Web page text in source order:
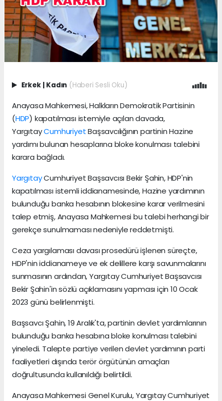
Erkek | Kadın (Haberi Sesli Oku)
Anayasa Mahkemesi, Halkların Demokratik Partisinin
(HDP) kapatılması istemiyle açılan davada,
YargıtayCumhuriyetBaşsavcılığının partinin Hazine
yardımı bulunan hesaplarına bloke konulması talebini
karara bağladı.
YargıtayCumhuriyet Başsavcısı Bekir Şahin, HDP'nin
kapatılması istemli iddianamesinde, Hazine yardımının
bulunduğu banka hesabının blokesine karar verilmesini
talep etmiş, Anayasa Mahkemesi bu talebi herhangi bir
gerekçe sunulmaması nedeniyle reddetmişti.
Ceza yargılaması davası prosedürü işlenen süreçte,
HDP'nin iddianameye ve ek delillere karşı savunmalarını
sunmasının ardından, Yargıtay Cumhuriyet Başsavcısı
Bekir Şahin'in sözlü açıklamasını yapması için 10 Ocak
2023 günü belirlenmişti.
Başsavcı Şahin, 19 Aralık'ta, partinin devlet yardımlarının
bulunduğu banka hesabına bloke konulması talebini
yineledi. Talepte partiye verilen devlet yardımının parti
faaliyetleri dışında terör örgütünün amaçları
doğrultusunda kullanıldığı belirtildi.
Anayasa Mahkemesi Genel Kurulu, Yargıtay Cumhuriyet